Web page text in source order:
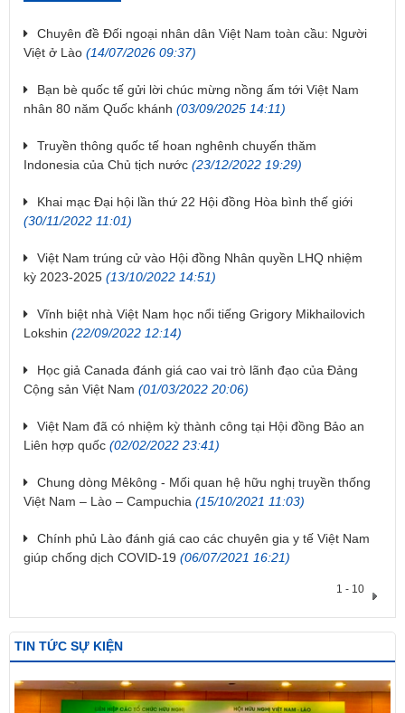
Chuyên đề Đối ngoại nhân dân Việt Nam toàn cầu: Người
Việt ở Lào (14/07/2026 09:37)
Bạn bè quốc tế gửi lời chúc mừng nồng ấm tới Việt Nam
nhân 80 năm Quốc khánh (03/09/2025 14:11)
Truyền thông quốc tế hoan nghênh chuyến thăm
Indonesia của Chủ tịch nước (23/12/2022 19:29)
Khai mạc Đại hội lần thứ 22 Hội đồng Hòa bình thế giới
(30/11/2022 11:01)
Việt Nam trúng cử vào Hội đồng Nhân quyền LHQ nhiệm
kỳ 2023-2025 (13/10/2022 14:51)
Vĩnh biệt nhà Việt Nam học nổi tiếng Grigory Mikhailovich
Lokshin (22/09/2022 12:14)
Học giả Canada đánh giá cao vai trò lãnh đạo của Đảng
Cộng sản Việt Nam (01/03/2022 20:06)
Việt Nam đã có nhiệm kỳ thành công tại Hội đồng Bảo an
Liên hợp quốc (02/02/2022 23:41)
Chung dòng Mêkông - Mối quan hệ hữu nghị truyền thống
Việt Nam – Lào – Campuchia (15/10/2021 11:03)
Chính phủ Lào đánh giá cao các chuyên gia y tế Việt Nam
giúp chống dịch COVID-19 (06/07/2021 16:21)
1 - 10
TIN TỨC SỰ KIỆN